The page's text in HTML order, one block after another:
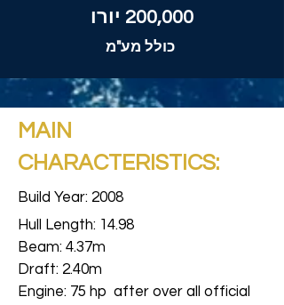
200,000 יורו
כולל מע"מ
MAIN
CHARACTERISTICS:
Build Year: 2008
Hull Length: 14.98
Beam: 4.37m
Draft: 2.40m
Engine: 75 hp after over all official